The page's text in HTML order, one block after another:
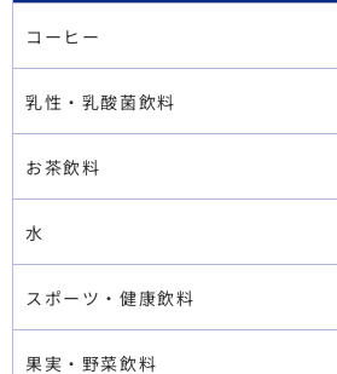
コーヒー
乳性・乳酸菌飲料
お茶飲料
水
スポーツ・健康飲料
果実・野菜飲料